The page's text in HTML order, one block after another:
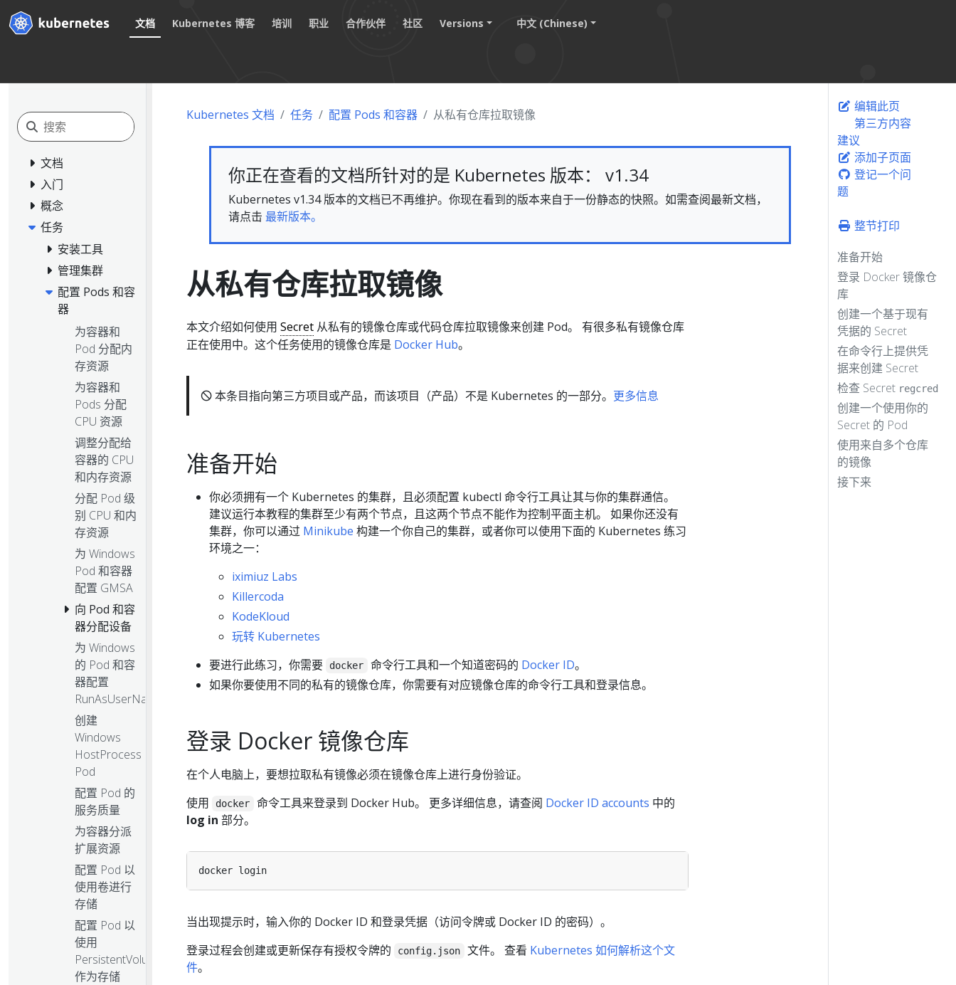
文档 Kubernetes 博客 培训 职业 合作伙伴 社区 Versions 中文 (Chinese)
文档
入门
概念
任务
安装工具
管理集群
配置 Pods 和容
器
为容器和
Pod 分配内
存资源
为容器和
Pods 分配
CPU 资源
调整分配给
容器的 CPU
和内存资源
分配 Pod 级
别 CPU 和内
存资源
为 Windows
Pod 和容器
配置 GMSA
向 Pod 和容
器分配设备
为 Windows
的 Pod 和容
器配置
RunAsUserName
创建
Windows
HostProcess
Pod
配置 Pod 的
服务质量
为容器分派
扩展资源
配置 Pod 以
使用卷进行
存储
配置 Pod 以
使用
PersistentVolume
作为存储
Kubernetes 文档 任务 配置 Pods 和容器 从私有仓库拉取镜像
你正在查看的文档所针对的是 Kubernetes 版本： v1.34
Kubernetes v1.34 版本的文档已不再维护。你现在看到的版本来自于一份静态的快照。如需查阅最新文档，
请点击 最新版本。
从私有仓库拉取镜像
本文介绍如何使用 Secret 从私有的镜像仓库或代码仓库拉取镜像来创建 Pod。 有很多私有镜像仓库
正在使用中。这个任务使用的镜像仓库是 Docker Hub。
🛇 本条目指向第三方项目或产品，而该项目（产品）不是 Kubernetes 的一部分。 更多信息
准备开始
你必须拥有一个 Kubernetes 的集群，且必须配置 kubectl 命令行工具让其与你的集群通信。
建议运行本教程的集群至少有两个节点，且这两个节点不能作为控制平面主机。 如果你还没有
集群，你可以通过 Minikube 构建一个你自己的集群，或者你可以使用下面的 Kubernetes 练习
环境之一：
iximiuz Labs
Killercoda
KodeKloud
玩转 Kubernetes
要进行此练习，你需要
docker 命令行工具和一个知道密码的 Docker ID。
如果你要使用不同的私有的镜像仓库，你需要有对应镜像仓库的命令行工具和登录信息。
登录 Docker 镜像仓库
在个人电脑上，要想拉取私有镜像必须在镜像仓库上进行身份验证。
使用
docker 命令工具来登录到 Docker Hub。 更多详细信息，请查阅 Docker ID accounts 中的
log in 部分。
当出现提示时，输入你的 Docker ID 和登录凭据（访问令牌或 Docker ID 的密码）。
登录过程会创建或更新保存有授权令牌的
config.json 文件。 查看 Kubernetes 如何解析这个文
件。
编辑此页
第三方内容
建议
添加子页面
登记一个问
题
整节打印
准备开始
登录 Docker 镜像仓
库
创建一个基于现有
凭据的 Secret
在命令行上提供凭
据来创建 Secret
检查 Secret regcred
创建一个使用你的
Secret 的 Pod
使用来自多个仓库
的镜像
接下来